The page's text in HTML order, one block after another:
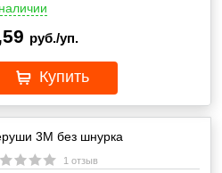
руб./уп.
Купить
3М без шнурка
1 отзыв